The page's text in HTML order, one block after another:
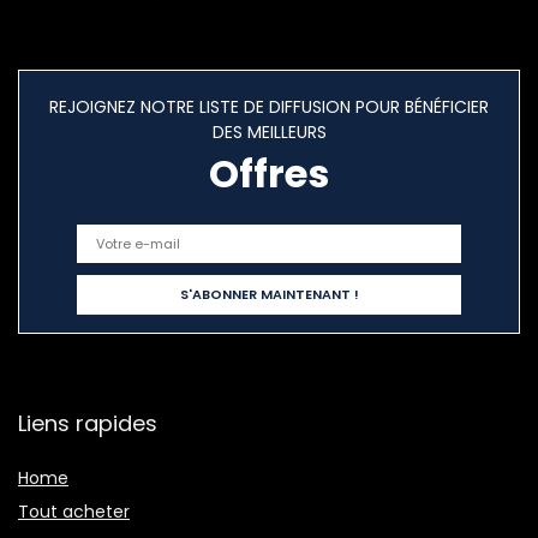
REJOIGNEZ NOTRE LISTE DE DIFFUSION POUR BÉNÉFICIER
DES MEILLEURS
Offres
Liens rapides
Home
Tout acheter